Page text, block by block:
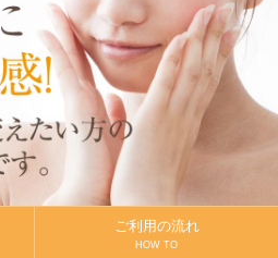
ご利用の流れ
HOW TO